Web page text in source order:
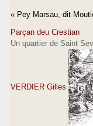
« Pey Marsau, dit
Parçan deu Crestian
Un quartier de Saint
VERDIER Gilles